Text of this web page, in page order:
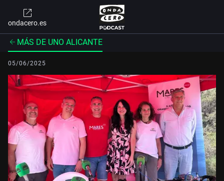
ondacero.es
MÁS DE UNO ALICANTE
05/06/2025